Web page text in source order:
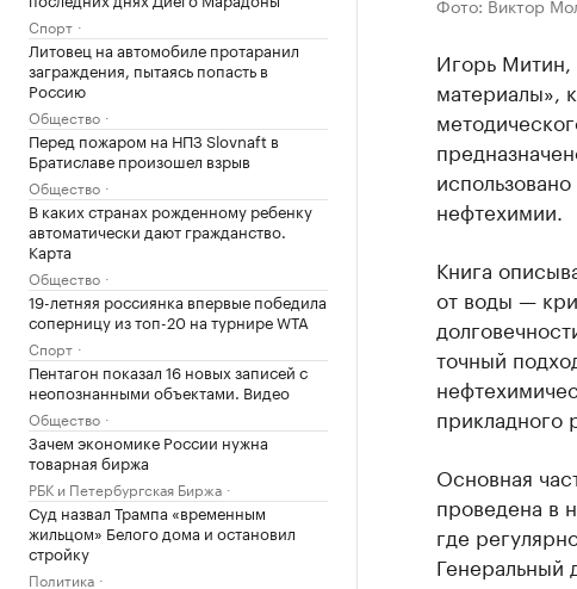
Спорт
Литовец на автомобиле протаранил
заграждения, пытаясь попасть в
Россию
Общество
Перед пожаром на НПЗ Slovnaft в
Братиславе произошел взрыв
Общество
В каких странах рожденному ребенку
автоматически дают гражданство.
Карта
Общество
19-летняя россиянка впервые победила
соперницу из топ-20 на турнире WTA
Спорт
Пентагон показал 16 новых записей с
неопознанными объектами. Видео
Общество
Зачем экономике России нужна
товарная биржа
РБК и Петербургская Биржа
Суд назвал Трампа «временным
жильцом» Белого дома и остановил
стройку
Политика
Игорь Митин,
материалы»,
нефтехимии.
Книга
от воды —
точный
прикладного
Основная
проведена в
где
Генеральный